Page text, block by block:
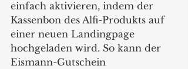
einfach aktivieren, indem der
Kassenbon des Alfi-Produkts auf
einer neuen Landingpage
hochgeladen wird. So kann der
Eismann-Gutschein